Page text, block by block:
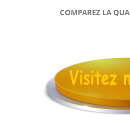
COMPAREZ LA